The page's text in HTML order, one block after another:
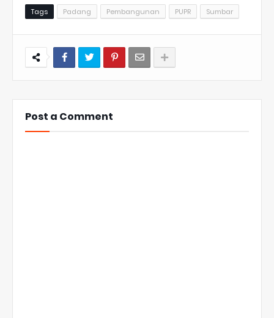
Tags Padang Pembangunan PUPR Sumbar
Post a Comment